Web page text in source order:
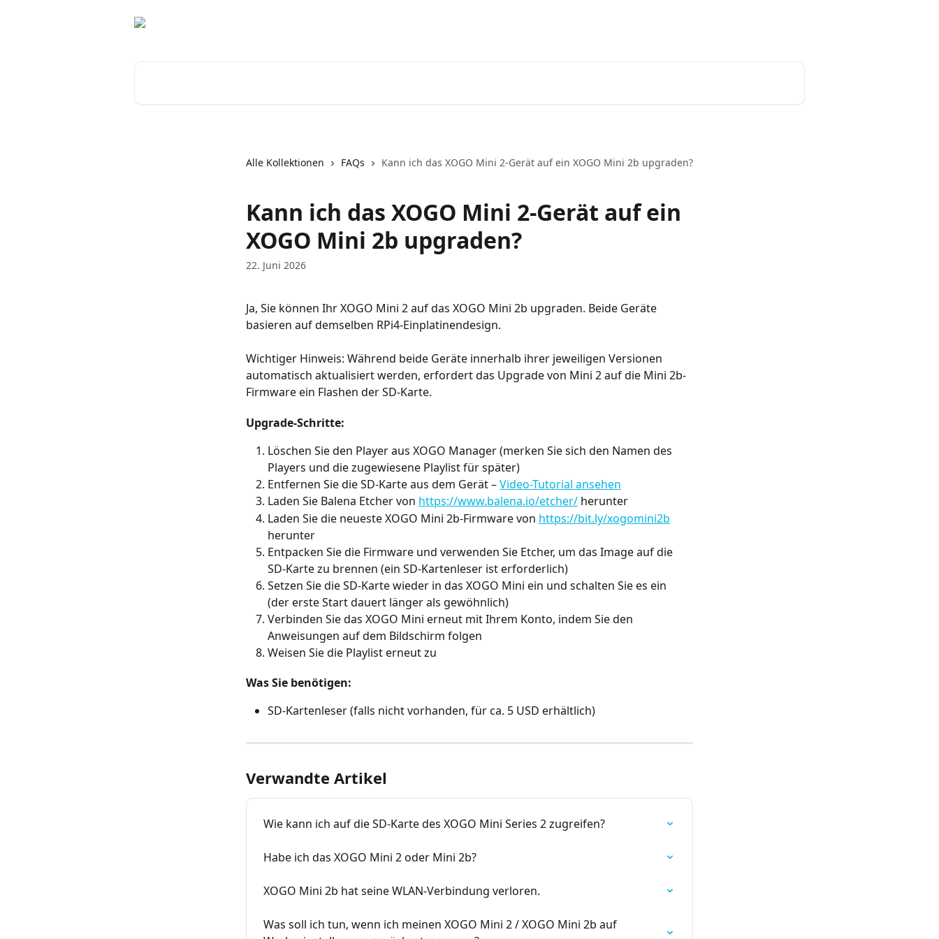
Alle Kollektionen FAQs Kann ich das XOGO Mini 2-Gerät auf ein XOGO Mini 2b upgraden?
Kann ich das XOGO Mini 2-Gerät auf ein
XOGO Mini 2b upgraden?
22. Juni 2026
Ja, Sie können Ihr XOGO Mini 2 auf das XOGO Mini 2b upgraden. Beide Geräte
basieren auf demselben RPi4-Einplatinendesign.
Wichtiger Hinweis: Während beide Geräte innerhalb ihrer jeweiligen Versionen
automatisch aktualisiert werden, erfordert das Upgrade von Mini 2 auf die Mini 2b-
Firmware ein Flashen der SD-Karte.
Upgrade-Schritte:
Löschen Sie den Player aus XOGO Manager (merken Sie sich den Namen des
Players und die zugewiesene Playlist für später)
Entfernen Sie die SD-Karte aus dem Gerät – Video-Tutorial ansehen
Laden Sie Balena Etcher von https://www.balena.io/etcher/ herunter
Laden Sie die neueste XOGO Mini 2b-Firmware von https://bit.ly/xogomini2b
herunter
Entpacken Sie die Firmware und verwenden Sie Etcher, um das Image auf die
SD-Karte zu brennen (ein SD-Kartenleser ist erforderlich)
Setzen Sie die SD-Karte wieder in das XOGO Mini ein und schalten Sie es ein
(der erste Start dauert länger als gewöhnlich)
Verbinden Sie das XOGO Mini erneut mit Ihrem Konto, indem Sie den
Anweisungen auf dem Bildschirm folgen
Weisen Sie die Playlist erneut zu
Was Sie benötigen:
SD-Kartenleser (falls nicht vorhanden, für ca. 5 USD erhältlich)
Verwandte Artikel
Wie kann ich auf die SD-Karte des XOGO Mini Series 2 zugreifen?
Habe ich das XOGO Mini 2 oder Mini 2b?
XOGO Mini 2b hat seine WLAN-Verbindung verloren.
Was soll ich tun, wenn ich meinen XOGO Mini 2 / XOGO Mini 2b auf